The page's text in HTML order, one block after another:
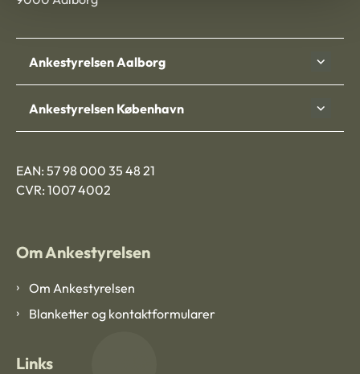
Ankestyrelsen Aalborg
Ankestyrelsen København
EAN: 57 98 000 35 48 21
CVR: 1007 4002
Om Ankestyrelsen
Om Ankestyrelsen
Blanketter og kontaktformularer
Links